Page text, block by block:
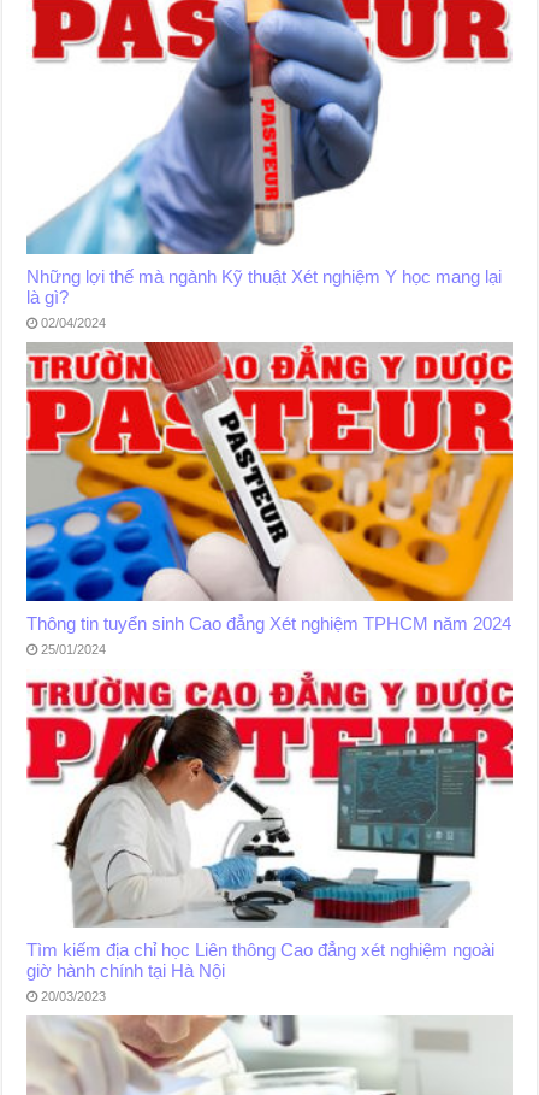
Những lợi thế mà ngành Kỹ thuật Xét nghiệm Y học mang lại
là gì?
02/04/2024
Thông tin tuyển sinh Cao đẳng Xét nghiệm TPHCM năm 2024
25/01/2024
Tìm kiếm địa chỉ học Liên thông Cao đẳng xét nghiệm ngoài
giờ hành chính tại Hà Nội
20/03/2023